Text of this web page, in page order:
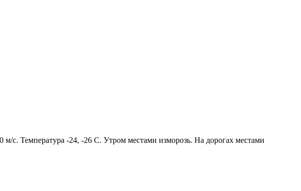
с. Температура -24, -26 С. Утром местами изморозь. На дорогах местами